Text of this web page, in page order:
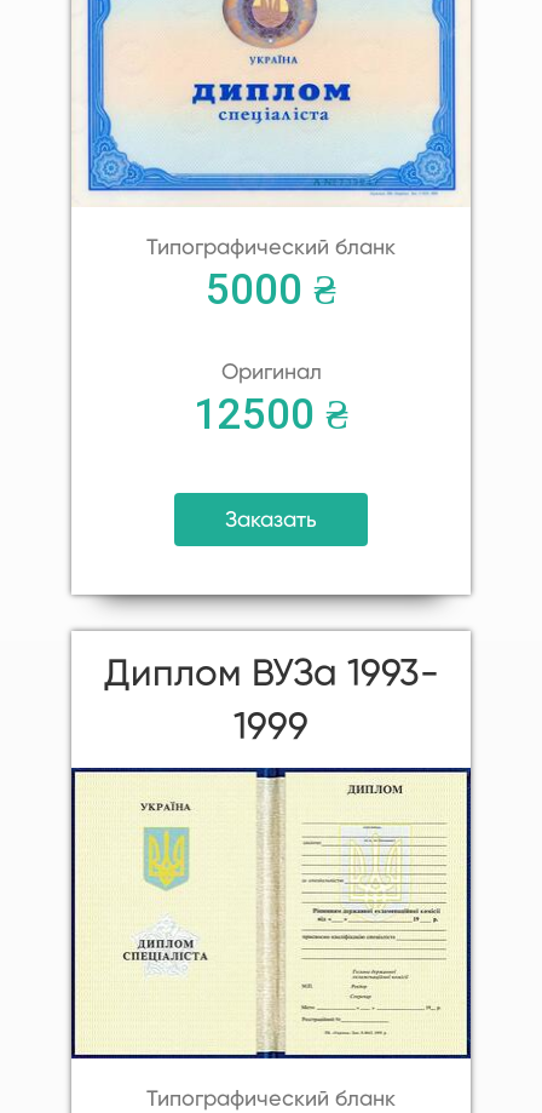
Типографический бланк
5000 ₴
Оригинал
12500 ₴
Заказать
Диплом ВУЗа 1993-
1999
Типографический бланк